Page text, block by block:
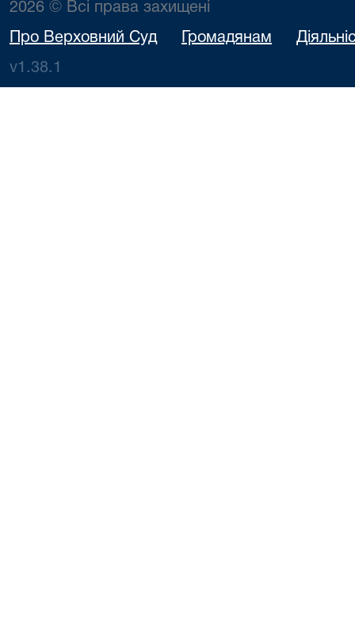
2026 © Всі права захищені
Про Верховний Суд Громадянам
v1.38.1